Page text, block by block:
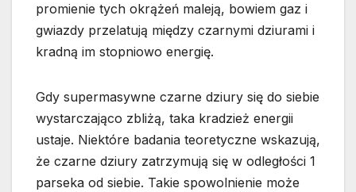
promienie tych okrążeń maleją, bowiem gaz i
gwiazdy przelatują między czarnymi dziurami i
kradną im stopniowo energię.
Gdy supermasywne czarne dziury się do siebie
wystarczająco zbliżą, taka kradzież energii
ustaje. Niektóre badania teoretyczne wskazują,
że czarne dziury zatrzymują się w odległości 1
parseka od siebie. Takie spowolnienie może